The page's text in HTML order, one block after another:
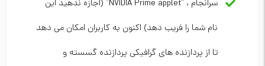
سرانجام ، “NVIDIA Prime applet” (اجازه ندهید این
نام شما را فریب دهد) اکنون به کاربران امکان می دهد
تا از پردازنده های گرافیکی پردازنده گسسته و